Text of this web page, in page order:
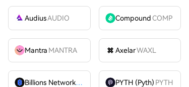
AudiusAUDIO CompoundCOMP
Mantra MANTRA AxelarWAXL
Billions Network
BILL PYTH (Pyth) PYTH